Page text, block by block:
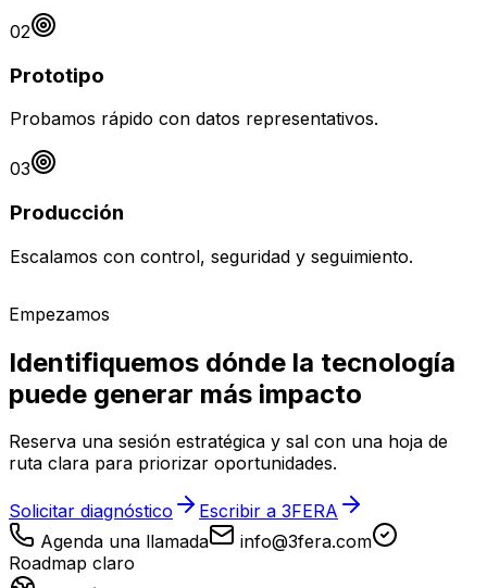
02
Prototipo
Probamos rápido con datos representativos.
03
Producción
Escalamos con control, seguridad y seguimiento.
Empezamos
Identifiquemos dónde la tecnología
puede generar más impacto
Reserva una sesión estratégica y sal con una hoja de
ruta clara para priorizar oportunidades.
Solicitar diagnóstico
Escribir a 3FERA
Agenda una llamada
info@3fera.com
Roadmap claro